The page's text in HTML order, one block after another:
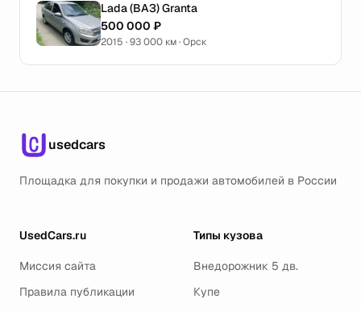
Lada (ВАЗ) Granta
500 000 ₽
2015 · 93 000 км · Орск
usedcars
Площадка для покупки и продажи автомобилей в России
UsedCars.ru
Миссия сайта
Правила публикации
Типы кузова
Внедорожник 5 дв.
Купе